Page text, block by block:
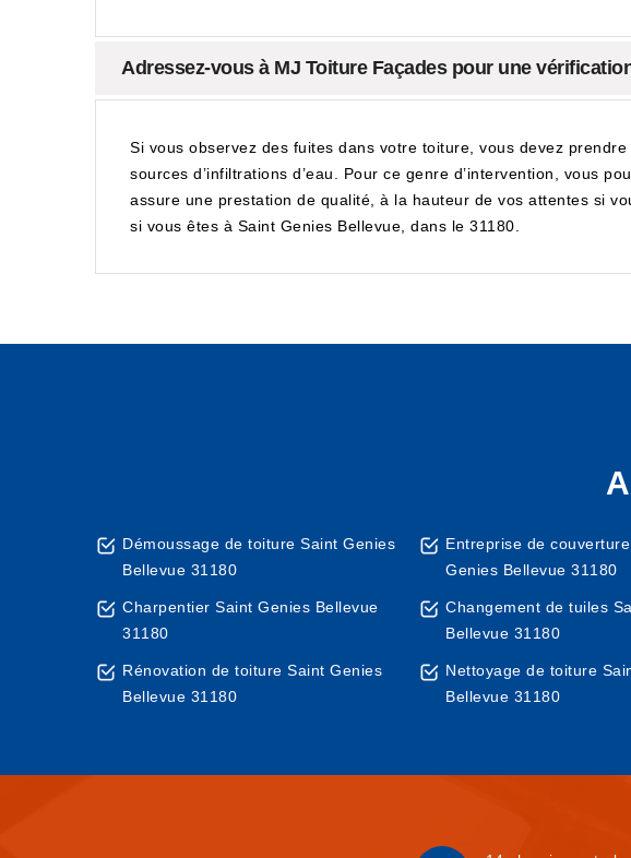
Adressez-vous à MJ Toiture Façades pour une
Si vous observez des fuites dans votre toiture, vous devez
sources d’infiltrations d’eau. Pour ce genre d’intervention, vous
assure une prestation de qualité, à la hauteur de vos attentes si
si vous êtes à Saint Genies Bellevue, dans le 31180.
Démoussage de toiture Saint Genies
Bellevue 31180
Charpentier Saint Genies Bellevue
31180
Rénovation de toiture Saint Genies
Bellevue 31180
Entreprise de
Genies Bellevue 31180
Changement de tuiles
Bellevue 31180
Nettoyage de toiture
Bellevue 31180